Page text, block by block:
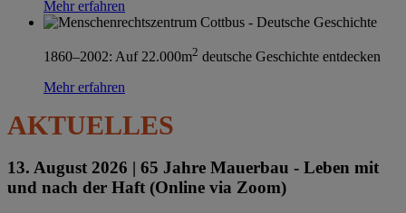
Mehr erfahren
1860–2002: Auf 22.000m2 deutsche Geschichte entdecken
Mehr erfahren
AKTUELLES
13. August 2026 | 65 Jahre Mauerbau - Leben mit
und nach der Haft (Online via Zoom)